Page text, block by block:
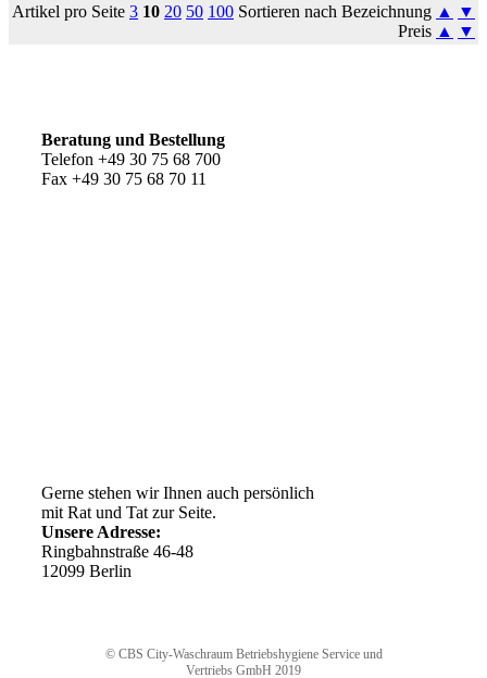
Artikel pro Seite 3 10 20 50 100 Sortieren nach Bezeichnung ▲
▼
Preis ▲ ▼
Beratung und Bestellung
Telefon +49 30 75 68 700
Fax +49 30 75 68 70 11
Gerne stehen wir Ihnen auch persönlich
mit Rat und Tat zur Seite.
Unsere Adresse:
Ringbahnstraße 46-48
12099 Berlin
© CBS City-Waschraum Betriebshygiene Service und
Vertriebs GmbH 2019